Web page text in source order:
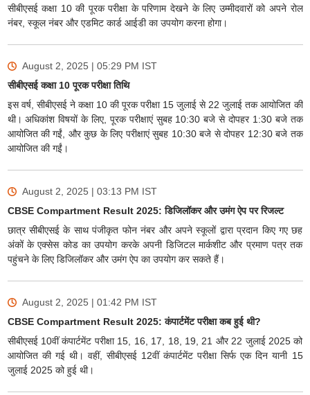
सीबीएसई कक्षा 10 की पूरक परीक्षा के परिणाम देखने के लिए उम्मीदवारों को अपने रोल
नंबर, स्कूल नंबर और एडमिट कार्ड आईडी का उपयोग करना होगा।
August 2, 2025 | 05:29 PM IST
सीबीएसई कक्षा 10 पूरक परीक्षा तिथि
इस वर्ष, सीबीएसई ने कक्षा 10 की पूरक परीक्षा 15 जुलाई से 22 जुलाई तक आयोजित की
थी। अधिकांश विषयों के लिए, पूरक परीक्षाएं सुबह 10:30 बजे से दोपहर 1:30 बजे तक
आयोजित की गईं, और कुछ के लिए परीक्षाएं सुबह 10:30 बजे से दोपहर 12:30 बजे तक
आयोजित की गईं।
August 2, 2025 | 03:13 PM IST
CBSE Compartment Result 2025: डिजिलॉकर और उमंग ऐप पर रिजल्ट
छात्र सीबीएसई के साथ पंजीकृत फोन नंबर और अपने स्कूलों द्वारा प्रदान किए गए छह
अंकों के एक्सेस कोड का उपयोग करके अपनी डिजिटल मार्कशीट और प्रमाण पत्र तक
पहुंचने के लिए डिजिलॉकर और उमंग ऐप का उपयोग कर सकते हैं।
August 2, 2025 | 01:42 PM IST
CBSE Compartment Result 2025: कंपार्टमेंट परीक्षा कब हुई थी?
सीबीएसई 10वीं कंपार्टमेंट परीक्षा 15, 16, 17, 18, 19, 21 और 22 जुलाई 2025 को
आयोजित की गई थी। वहीं, सीबीएसई 12वीं कंपार्टमेंट परीक्षा सिर्फ एक दिन यानी 15
जुलाई 2025 को हुई थी।